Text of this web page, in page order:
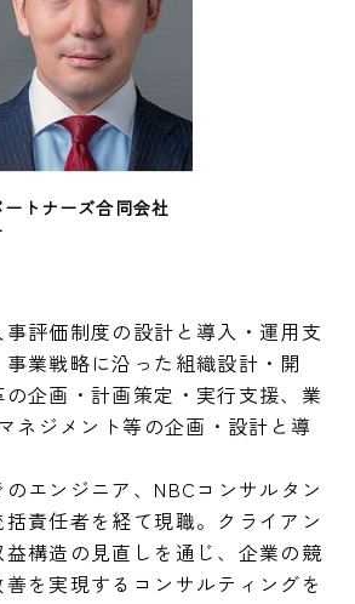
トナーズ合同会社
評価制度の設計と導入・運用支
業戦略に沿った組織設計・開
企画・計画策定・実行支援、業
ネジメント等の企画・設計と導
エンジニア、NBCコンサルタン
責任者を経て現職。クライアン
益構造の見直しを通じ、企業の競
を実現するコンサルティングを